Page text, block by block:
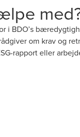
i BDO’s
om krav og
rapport eller